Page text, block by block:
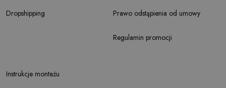
Dropshipping
Instrukcje montażu
Prawo odstąpienia od umowy
Regulamin promocji